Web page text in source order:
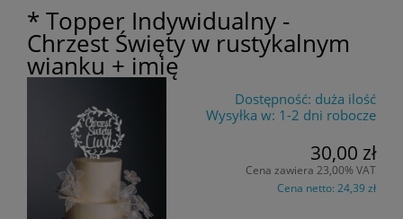
* Topper Indywidualny -
Chrzest Święty w rustykalnym
wianku + imię
Dostępność: duża ilość
Wysyłka w: 1-2 dni robocze
30,00 zł
Cena zawiera 23,00% VAT
Cena netto: 24,39 zł